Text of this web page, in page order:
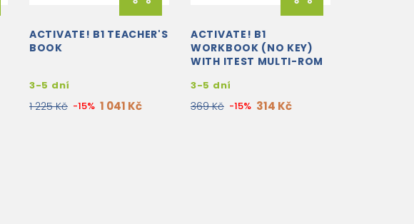
ACTIVATE! B1 TEACHER'S
BOOK
3-5 dní
1 225 Kč -15% 1 041 Kč
ACTIVATE! B1
WORKBOOK (NO KEY)
WITH ITEST MULTI-ROM
3-5 dní
369 Kč -15% 314 Kč